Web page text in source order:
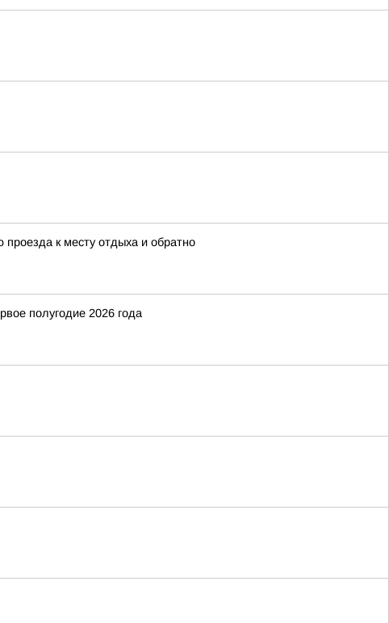
к месту отдыха и обратно
полугодие 2026 года